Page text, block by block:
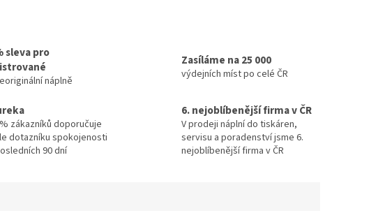
sleva pro
náplně
Zasíláme na 25 000
výdejních míst po celé ČR
zákazníků doporučuje
dotazníku spokojenosti
90 dní
6. nejoblíbenější firma v ČR
V prodeji náplní do tiskáren,
servisu a poradenství jsme 6.
nejoblíbenější firma v ČR